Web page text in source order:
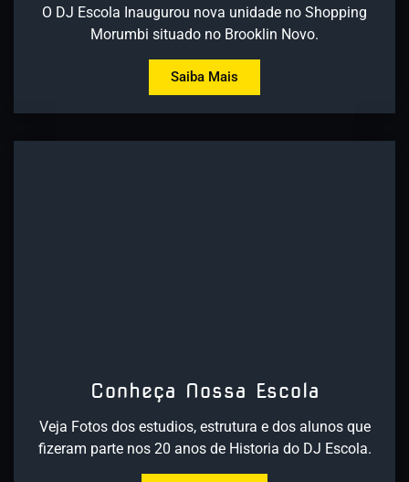
O DJ Escola Inaugurou nova unidade no Shopping
Morumbi situado no Brooklin Novo.
Saiba Mais
Conheça Nossa Escola
Veja Fotos dos estudios, estrutura e dos alunos que
fizeram parte nos 20 anos de Historia do DJ Escola.